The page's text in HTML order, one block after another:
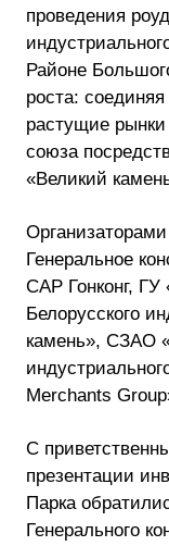
проведения
Районе
роста:
растущие рынки
союза
«Великий
Генеральное
САР Гонконг, ГУ
Белорусского
камень», СЗАО
Merchants
С
презентации
Парка
Генерального